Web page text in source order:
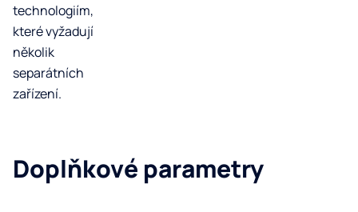
technologiím,
které vyžadují
několik
separátních
zařízení.
Doplňkové parametry